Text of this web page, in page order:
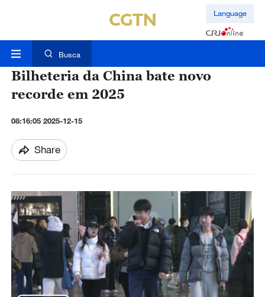
Language
Busca
Bilheteria da China bate novo
recorde em 2025
08:16:05 2025-12-15
Share